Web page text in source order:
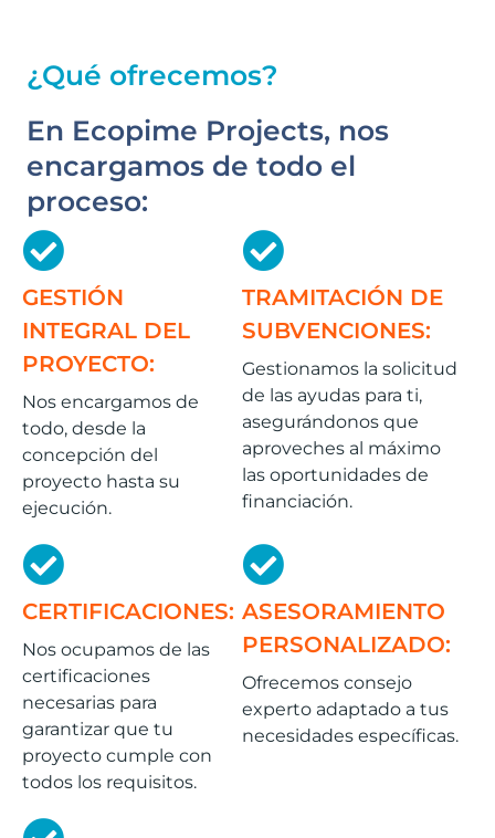
¿Qué ofrecemos?
En Ecopime Projects, nos
encargamos de todo el
proceso:
GESTIÓN
INTEGRAL DEL
PROYECTO:
Nos encargamos de
todo, desde la
concepción del
proyecto hasta su
ejecución.
TRAMITACIÓN DE
SUBVENCIONES:
Gestionamos la solicitud
de las ayudas para ti,
asegurándonos que
aproveches al máximo
las oportunidades de
financiación.
CERTIFICACIONES:
Nos ocupamos de las
certificaciones
necesarias para
garantizar que tu
proyecto cumple con
todos los requisitos.
ASESORAMIENTO
PERSONALIZADO:
Ofrecemos consejo
experto adaptado a tus
necesidades específicas.